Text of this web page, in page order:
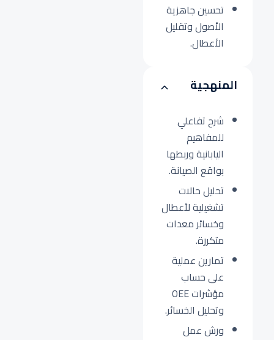
تحسين جاهزية
الأصول وتقليل
الأعطال.
المنهجية
شرح تفاعلي
للمفاهيم
اليابانية وربطها
بواقع الصيانة.
تحليل حالات
تشغيلية لأعطال
وخسائر معدات
متكررة.
تمارين عملية
على حساب
مؤشرات OEE
وتحليل الخسائر.
ورش عمل